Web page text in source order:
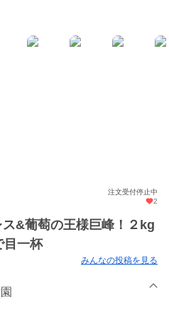
注文受付停止中
2
&葡萄の王様巨峰！２kg
目一杯
みんなの投稿を見る